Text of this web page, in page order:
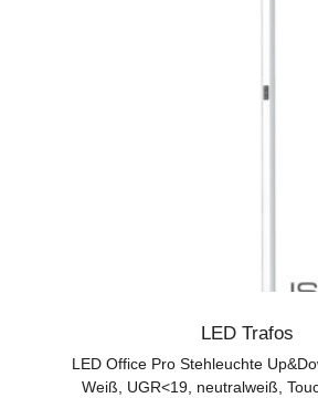
LED Trafos
LED Office Pro Stehleuchte
Weiß, UGR<19, neutralweiß,